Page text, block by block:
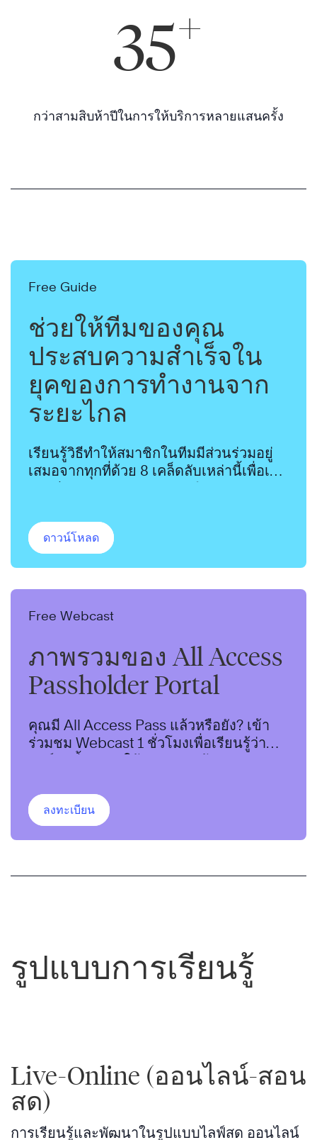
เพิ่ม
เพิ่ม
เพิ่ม
เติม
เพิ่ม
เติม
35+
กว่าสามสิบห้าปีในการให้บริการหลายแสนครั้ง
Free Guide
ช่วยให้ทีมของคุณ
ประสบความสำเร็จใน
ยุคของการทำงานจาก
ระยะไกล
เรียนรู้วิธีทำให้สมาชิกในทีมมีส่วนร่วมอยู่
เสมอจากทุกที่ด้วย 8 เคล็ดลับเหล่านี้เพื่อเพิ่ม
ดาวน์โหลด
Free Webcast
ภาพรวมของ All Access
Passholder Portal
คุณมี All Access Pass แล้วหรือยัง? เข้า
ร่วมชม Webcast 1 ชั่วโมงเพื่อเรียนรู้ว่า
ลงทะเบียน
รูปแบบการเรียนรู้
Live-Online (ออนไลน์-สอน
สด)
การเรียนรู้และพัฒนาในรูปแบบไลฟ์สด ออนไลน์